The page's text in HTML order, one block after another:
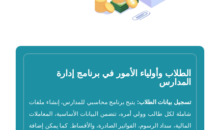
الطلاب وأولياء الأمور في برنامج إدارة
المدارس
تسجيل بيانات الطلاب: يتيح برنامج محاسبي للمدارس، إنشاء ملفات
شاملة لكل طالب وولي أمره، تتضمن البيانات الأساسية، المعاملات
المالية، سداد الرسوم، الفواتير الصادرة، والأقساط. كما يمكن إضافة